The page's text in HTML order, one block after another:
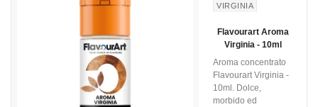
VIRGINIA
Flavourart Aroma
Virginia - 10ml
Aroma concentrato
Flavourart Virginia -
10ml. Dolce,
morbido ed